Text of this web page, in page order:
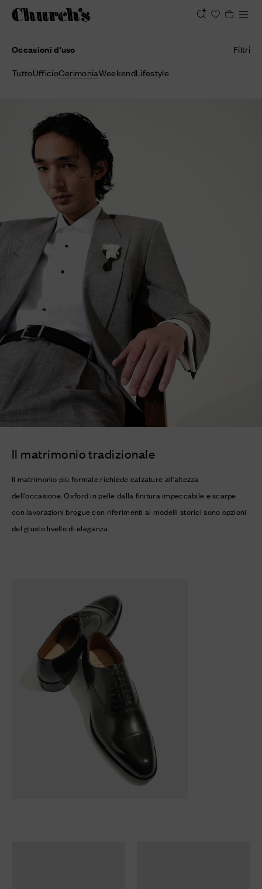
Occasioni d'uso
Filtri
TuttoUfficioCerimoniaWeekendLifestyle
Il matrimonio tradizionale
Il matrimonio più formale richiede calzature all'altezza
dell'occasione. Oxford in pelle dalla finitura impeccabile e scarpe
con lavorazioni brogue con riferimenti ai modelli storici sono opzioni
del giusto livello di eleganza.